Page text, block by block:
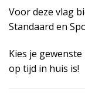
Voor deze vlag
Standaard en
Kies je
op tijd in huis is!